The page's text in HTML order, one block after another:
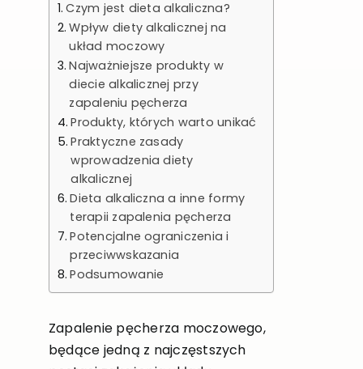
Czym jest dieta alkaliczna?
Wpływ diety alkalicznej na
układ moczowy
Najważniejsze produkty w
diecie alkalicznej przy
zapaleniu pęcherza
Produkty, których warto unikać
Praktyczne zasady
wprowadzenia diety
alkalicznej
Dieta alkaliczna a inne formy
terapii zapalenia pęcherza
Potencjalne ograniczenia i
przeciwwskazania
Podsumowanie
Zapalenie pęcherza moczowego,
będące jedną z najczęstszych